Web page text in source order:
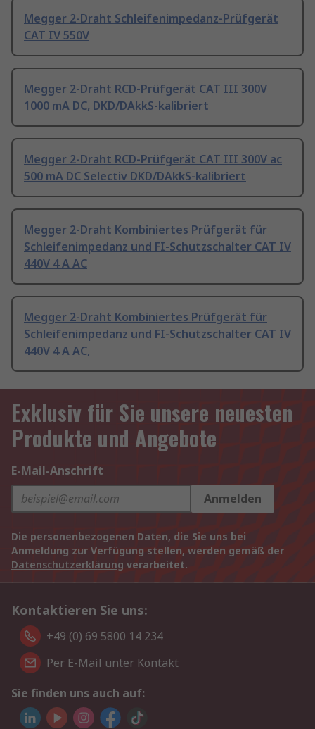
Megger 2-Draht Schleifenimpedanz-Prüfgerät
CAT IV 550V
Megger 2-Draht RCD-Prüfgerät CAT III 300V
1000 mA DC, DKD/DAkkS-kalibriert
Megger 2-Draht RCD-Prüfgerät CAT III 300V ac
500 mA DC Selectiv DKD/DAkkS-kalibriert
Megger 2-Draht Kombiniertes Prüfgerät für
Schleifenimpedanz und FI-Schutzschalter CAT IV
440V 4 A AC
Megger 2-Draht Kombiniertes Prüfgerät für
Schleifenimpedanz und FI-Schutzschalter CAT IV
440V 4 A AC,
Exklusiv für Sie unsere neuesten
Produkte und Angebote
E-Mail-Anschrift
Anmelden
Die personenbezogenen Daten, die Sie uns bei
Anmeldung zur Verfügung stellen, werden gemäß der
Datenschutzerklärung verarbeitet.
Kontaktieren Sie uns:
+49 (0) 69 5800 14 234
Per E-Mail unter Kontakt
Sie finden uns auch auf: